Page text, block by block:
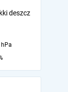
deszcz